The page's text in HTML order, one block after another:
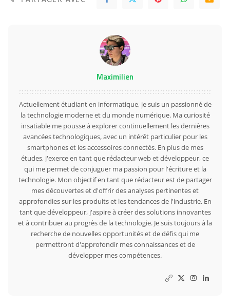
Maximilien
Actuellement étudiant en informatique, je suis un passionné de
la technologie moderne et du monde numérique. Ma curiosité
insatiable me pousse à explorer continuellement les dernières
avancées technologiques, avec un intérêt particulier pour les
smartphones et les accessoires connectés. En plus de mes
études, j'exerce en tant que rédacteur web et développeur, ce
qui me permet de conjuguer ma passion pour l'écriture et la
technologie. Mon objectif en tant que rédacteur est de partager
mes découvertes et d'offrir des analyses pertinentes et
approfondies sur les produits et les tendances de l'industrie. En
tant que développeur, j'aspire à créer des solutions innovantes
et à contribuer au progrès de la technologie. Je suis toujours à la
recherche de nouvelles opportunités et de défis qui me
permettront d'approfondir mes connaissances et de
développer mes compétences.